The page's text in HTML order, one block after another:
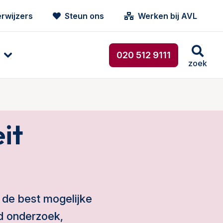
Steun ons Werken bij AVL
020 512 9111
zoek
best mogelijke
onderzoek,